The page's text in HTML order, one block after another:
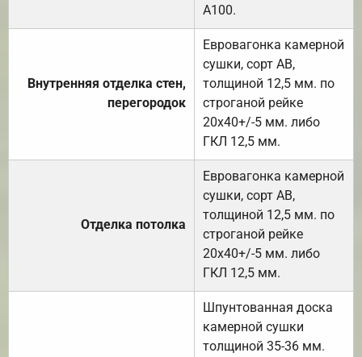
А100.
Внутренняя отделка стен,
перегородок
Евровагонка камерной
сушки, сорт АВ,
толщиной 12,5 мм. по
строганой рейке
20х40+/-5 мм. либо
ГКЛ 12,5 мм.
Отделка потолка
Евровагонка камерной
сушки, сорт АВ,
толщиной 12,5 мм. по
строганой рейке
20х40+/-5 мм. либо
ГКЛ 12,5 мм.
Шпунтованная доска
камерной сушки
толщиной 35-36 мм.